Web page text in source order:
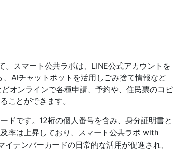
ドです。12桁の個人番号を含み、身分証明書と
率は上昇しており、スマート公共ラボ with
ナンバーカードの日常的な活用が促進され、